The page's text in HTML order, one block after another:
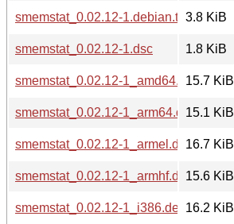
smemstat_0.02.12-1.debian.tar.xz3.8 KiB
smemstat_0.02.12-1.dsc
1.8 KiB
smemstat_0.02.12-1_amd64.deb15.7 KiB
smemstat_0.02.12-1_arm64.deb15.1 KiB
smemstat_0.02.12-1_armel.deb16.7 KiB
smemstat_0.02.12-1_armhf.deb15.6 KiB
smemstat_0.02.12-1_i386.deb 16.2 KiB